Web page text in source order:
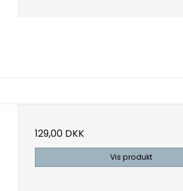
129,00 DKK
Vis produkt